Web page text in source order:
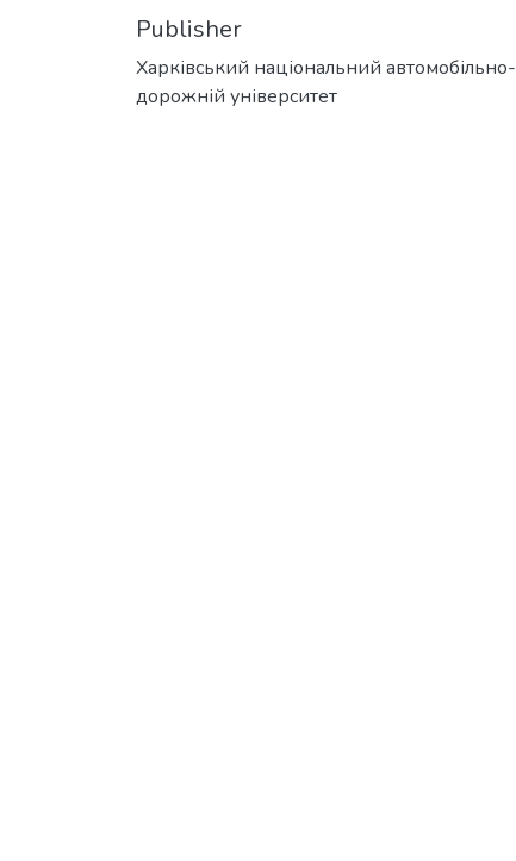
Publisher
Харківський національний автомобільно-
дорожній університет